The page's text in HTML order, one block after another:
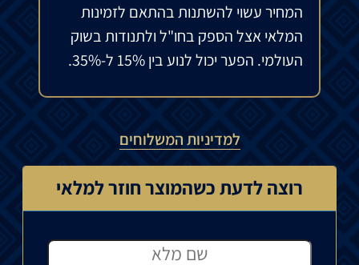
המחיר עשוי להשתנות בהתאם לזמינות
המלאי אצל הספק בחו"ל ולתנודות בשוק
העולמי. הפער יכול לנוע בין 15% ל-35%.
למדיניות המשלוחים
רוצה לדעת כשהמוצר חוזר למלאי